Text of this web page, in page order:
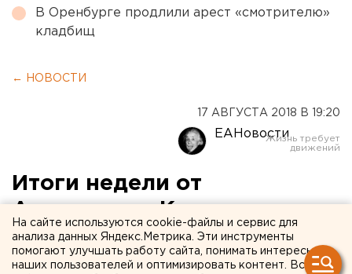
В Оренбурге продлили арест «смотрителю»
кладбищ
← НОВОСТИ
17 АВГУСТА 2018 В 19:20
ЕАНовости
Итоги недели от
Александра Кириллова
На сайте используются cookie-файлы и сервис для
анализа данных Яндекс.Метрика. Эти инструменты
помогают улучшать работу сайта, понимать интересы
наших пользователей и оптимизировать контент. Вся